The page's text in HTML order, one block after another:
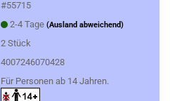
#55715
2-4 Tage (Ausland abweichend)
2 Stück
4007246070428
Für Personen ab 14 Jahren.